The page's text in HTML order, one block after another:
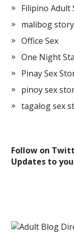
Filipino Adult
malibog story
Office Sex
One Night
Pinay Sex
pinoy sex
tagalog sex
Follow on
Updates to